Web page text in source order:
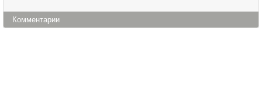
Комментарии